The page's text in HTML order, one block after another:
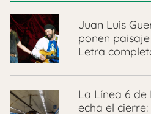
Juan Luis
ponen paisaje
Letra
La Línea 6
echa el